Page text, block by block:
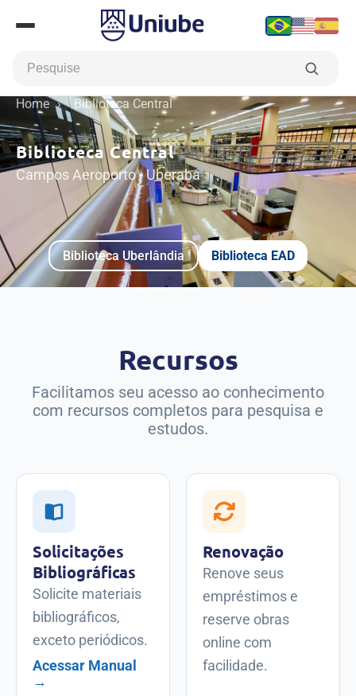
Home › Biblioteca Central
Biblioteca Central
Campos Aeroporto - Uberaba
Biblioteca Uberlândia Biblioteca EAD
Recursos
Facilitamos seu acesso ao conhecimento
com recursos completos para pesquisa e
estudos.
Solicitações
Bibliográficas
Solicite materiais
bibliográficos,
exceto periódicos.
Acessar Manual
→
Renovação
Renove seus
empréstimos e
reserve obras
online com
facilidade.